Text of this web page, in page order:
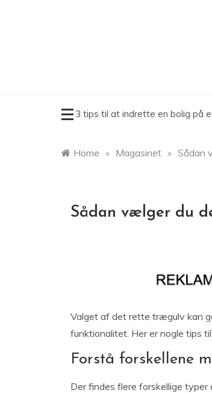
3 tips til at indrette en bolig på
Home » Magasinet » Sådan
Sådan vælger du
Valget af det rette trægulv kan
funktionalitet. Her er nogle tips
Forstå forskellene
Der findes flere forskellige